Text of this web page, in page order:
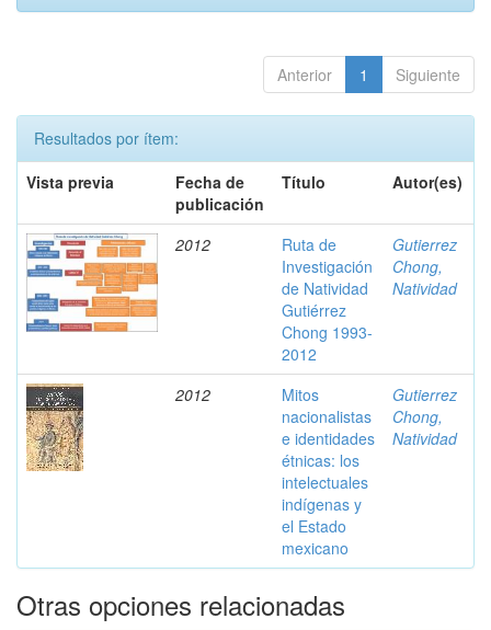
Anterior 1 Siguiente
Resultados por ítem:
Vista previa
Fecha de
publicación
Título Autor(es)
2012
Ruta de
Investigación
de Natividad
Gutiérrez
Chong 1993-
2012
Gutierrez
Chong,
Natividad
2012
Mitos
nacionalistas
e identidades
étnicas: los
intelectuales
indígenas y
el Estado
mexicano
Gutierrez
Chong,
Natividad
Otras opciones relacionadas